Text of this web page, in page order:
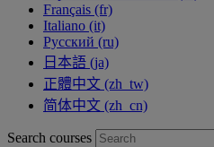
Français ‎(fr)‎
Italiano ‎(it)‎
Русский ‎(ru)‎
日本語 ‎(ja)‎
正體中文 ‎(zh_tw)‎
简体中文 ‎(zh_cn)‎
Search courses